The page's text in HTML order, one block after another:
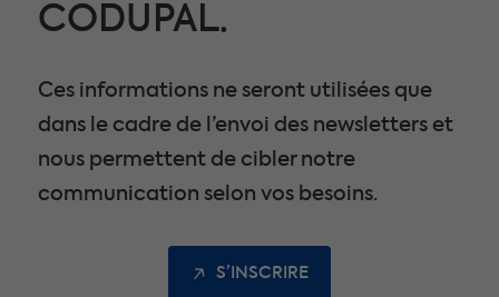
CODUPAL.
Ces informations ne seront utilisées que
dans le cadre de l’envoi des newsletters et
nous permettent de cibler notre
communication selon vos besoins.
S’INSCRIRE